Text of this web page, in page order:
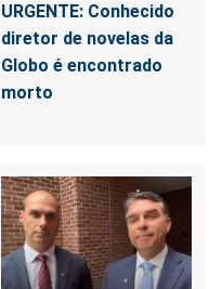
URGENTE: Conhecido
diretor de novelas da
Globo é encontrado
morto